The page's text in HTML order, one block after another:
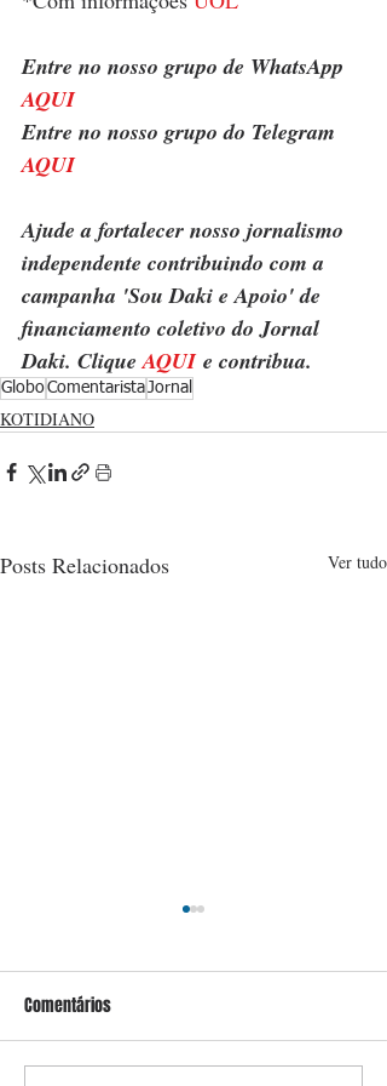
Entre no nosso grupo de WhatsApp
AQUI
Entre no nosso grupo do Telegram
AQUI
Ajude a fortalecer nosso jornalismo
independente contribuindo com a
campanha 'Sou Daki e Apoio' de
financiamento coletivo do Jornal
Daki. Clique AQUI e contribua.
GloboComentaristaJornal
KOTIDIANO
Posts Relacionados Ver tudo
Comentários